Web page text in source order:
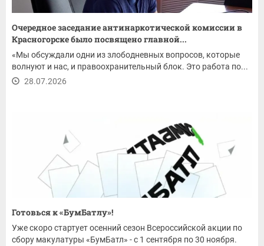
Очередное заседание антинаркотической комиссии в
Красногорске было посвящено главной...
«Мы обсуждали одни из злободневных вопросов, которые
волнуют и нас, и правоохранительный блок. Это работа по...
28.07.2026
Готовься к «БумБатлу»!
Уже скоро стартует осенний сезон Всероссийской акции по
сбору макулатуры «БумБатл» - с 1 сентября по 30 ноября.